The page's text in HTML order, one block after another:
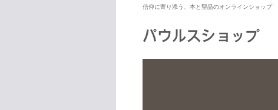
信仰に寄り添う、本と聖品のオンラインショップ